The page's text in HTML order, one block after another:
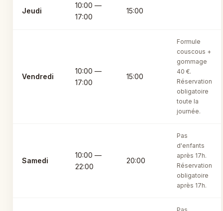
Jeudi
10:00 —
17:00
15:00
Vendredi
10:00 —
17:00
15:00
Formule
couscous +
gommage
40 €.
Réservation
obligatoire
toute la
journée.
Samedi
10:00 —
22:00
20:00
Pas
d'enfants
après 17h.
Réservation
obligatoire
après 17h.
Pas